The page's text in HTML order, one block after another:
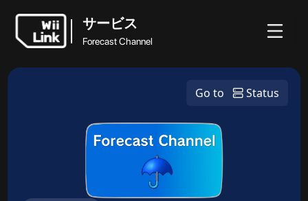
サービス
Forecast Channel
ホ
ガ
ステ
WFC
Go to Status